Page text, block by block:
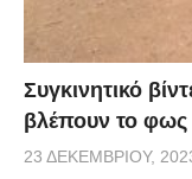
Συγκινητικό
βλέπουν το φως
23 ΔΕΚΕΜΒΡΊΟΥ,